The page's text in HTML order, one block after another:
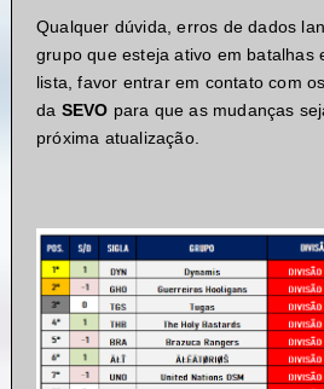
Qualquer dúvida, erros de dados
grupo que esteja ativo em batalhas
lista, favor entrar em contato com
da SEVO para que as mudanças
próxima atualização.